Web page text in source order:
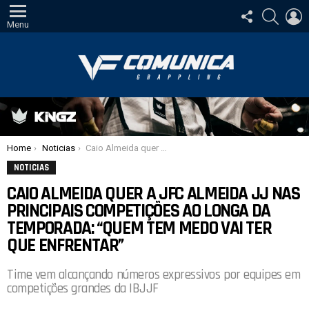
Menu
SIGA-
NOS
Você está aqui:
Home Noticias Caio Almeida quer a JFC Almeida JJ nas principais competições ao longa da temporada: “Quem tem medo vai ter que enfrentar”
NOTICIAS
CAIO ALMEIDA QUER A JFC ALMEIDA JJ NAS
PRINCIPAIS COMPETIÇÕES AO LONGA DA
TEMPORADA: “QUEM TEM MEDO VAI TER
QUE ENFRENTAR”
Time vem alcançando números expressivos por equipes em
competições grandes da IBJJF